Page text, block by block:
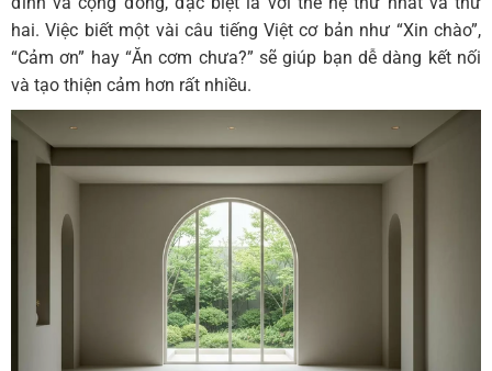
hai. Việc biết một vài câu tiếng Việt cơ bản như “Xin chào”,
“Cảm ơn” hay “Ăn cơm chưa?” sẽ giúp bạn dễ dàng kết nối
và tạo thiện cảm hơn rất nhiều.